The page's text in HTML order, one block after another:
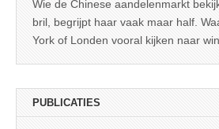
Wie de Chinese aandelenmarkt
bril, begrijpt haar vaak maar half.
York of Londen vooral kijken naar
PUBLICATIES